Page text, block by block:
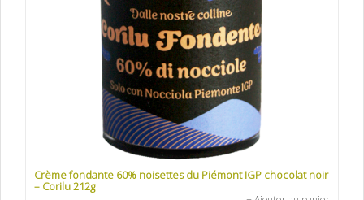
Crème fondante 60% noisettes du Piémont IGP chocolat noir
– Corilu 212g